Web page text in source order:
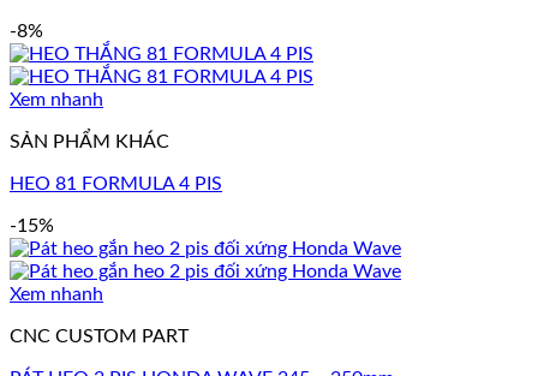
-8%
Xem nhanh
SẢN PHẨM KHÁC
HEO 81 FORMULA 4 PIS
-15%
Xem nhanh
CNC CUSTOM PART